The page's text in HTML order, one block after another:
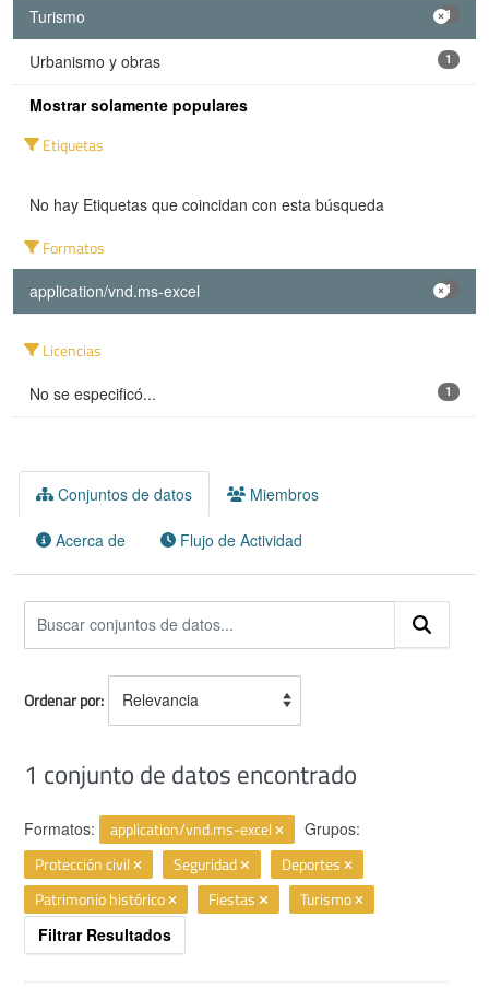
Turismo 1
Urbanismo y obras 1
Mostrar solamente populares
Etiquetas
No hay Etiquetas que coincidan con esta búsqueda
Formatos
application/vnd.ms-excel 1
Licencias
No se especificó... 1
Conjuntos de datos Miembros
Acerca de Flujo de Actividad
Ordenar por
1 conjunto de datos encontrado
Formatos: application/vnd.ms-excel Grupos:
Protección civil Seguridad
Deportes
Patrimonio histórico
Fiestas Turismo
Filtrar Resultados